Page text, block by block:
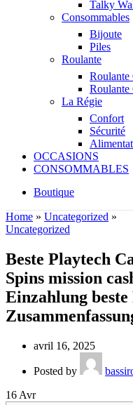
Talky
Consommables
Bijoute
Piles
Roulante
Roulante
Roulante
La Régie
Confort
Sécurité
OCCASIONS
CONSOMMABLES
Boutique
Home » Uncategorized »
Uncategorized
Beste Playtech
Spins mission
Einzahlung
avril 16, 2025
Posted by
16 Avr